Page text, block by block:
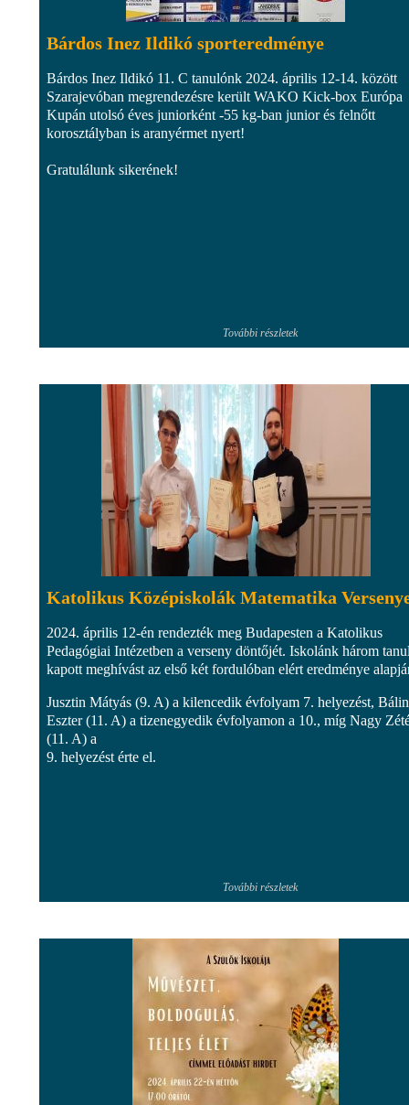
Bárdos Inez Ildikó sporteredménye
Bárdos Inez Ildikó 11. C tanulónk 2024. április 12-14. között
Szarajevóban megrendezésre került WAKO Kick-box Európa
Kupán utolsó éves juniorként -55 kg-ban junior és felnőtt
korosztályban is aranyérmet nyert!
Gratulálunk sikerének!
További részletek
Katolikus Középiskolák Matematika
2024. április 12-én rendezték meg Budapesten a Katolikus
Pedagógiai Intézetben a verseny döntőjét. Iskolánk három
kapott meghívást az első két fordulóban elért eredménye
Jusztin Mátyás (9. A) a kilencedik évfolyam 7. helyezést,
Eszter (11. A) a tizenegyedik évfolyamon a 10., míg Nagy
(11. A) a
9. helyezést érte el.
További részletek